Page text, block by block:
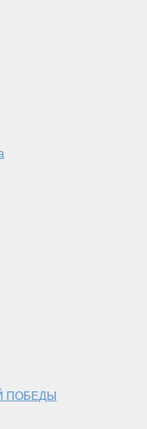
ПОБЕДЫ